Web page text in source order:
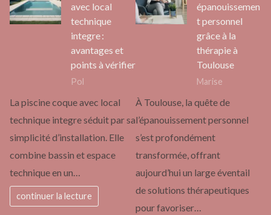
avec local
technique
integre :
avantages et
points à vérifier
Pol
La piscine coque avec local
technique integre séduit par sa
simplicité d’installation. Elle
combine bassin et espace
technique en un…
continuer la lecture
épanouissemen
t personnel
grâce à la
thérapie à
Toulouse
Marise
À Toulouse, la quête de
l’épanouissement personnel
s’est profondément
transformée, offrant
aujourd’hui un large éventail
de solutions thérapeutiques
pour favoriser…